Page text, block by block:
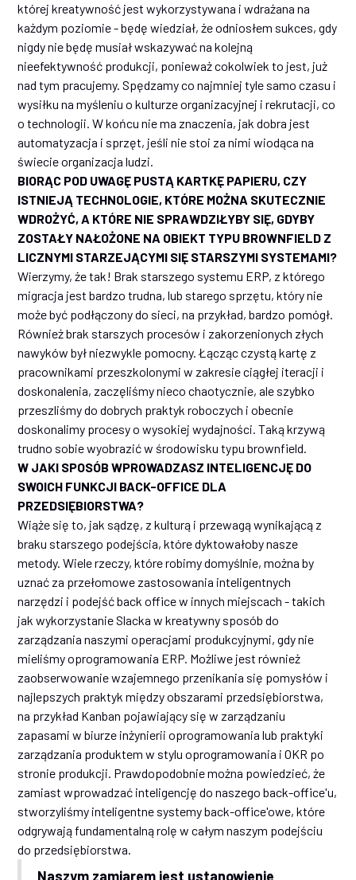
której kreatywność jest wykorzystywana i wdrażana na
każdym poziomie - będę wiedział, że odniosłem sukces, gdy
nigdy nie będę musiał wskazywać na kolejną
nieefektywność produkcji, ponieważ cokolwiek to jest, już
nad tym pracujemy. Spędzamy co najmniej tyle samo czasu i
wysiłku na myśleniu o kulturze organizacyjnej i rekrutacji, co
o technologii. W końcu nie ma znaczenia, jak dobra jest
automatyzacja i sprzęt, jeśli nie stoi za nimi wiodąca na
świecie organizacja ludzi.
BIORĄC POD UWAGĘ PUSTĄ KARTKĘ PAPIERU, CZY
ISTNIEJĄ TECHNOLOGIE, KTÓRE MOŻNA SKUTECZNIE
WDROŻYĆ, A KTÓRE NIE SPRAWDZIŁYBY SIĘ, GDYBY
ZOSTAŁY NAŁOŻONE NA OBIEKT TYPU BROWNFIELD Z
LICZNYMI STARZEJĄCYMI SIĘ STARSZYMI SYSTEMAMI?
Wierzymy, że tak! Brak starszego systemu ERP, z którego
migracja jest bardzo trudna, lub starego sprzętu, który nie
może być podłączony do sieci, na przykład, bardzo pomógł.
Również brak starszych procesów i zakorzenionych złych
nawyków był niezwykle pomocny. Łącząc czystą kartę z
pracownikami przeszkolonymi w zakresie ciągłej iteracji i
doskonalenia, zaczęliśmy nieco chaotycznie, ale szybko
przeszliśmy do dobrych praktyk roboczych i obecnie
doskonalimy procesy o wysokiej wydajności. Taką krzywą
trudno sobie wyobrazić w środowisku typu brownfield.
W JAKI SPOSÓB WPROWADZASZ INTELIGENCJĘ DO
SWOICH FUNKCJI BACK-OFFICE DLA
PRZEDSIĘBIORSTWA?
Wiąże się to, jak sądzę, z kulturą i przewagą wynikającą z
braku starszego podejścia, które dyktowałoby nasze
metody. Wiele rzeczy, które robimy domyślnie, można by
uznać za przełomowe zastosowania inteligentnych
narzędzi i podejść back office w innych miejscach - takich
jak wykorzystanie Slacka w kreatywny sposób do
zarządzania naszymi operacjami produkcyjnymi, gdy nie
mieliśmy oprogramowania ERP. Możliwe jest również
zaobserwowanie wzajemnego przenikania się pomysłów i
najlepszych praktyk między obszarami przedsiębiorstwa,
na przykład Kanban pojawiający się w zarządzaniu
zapasami w biurze inżynierii oprogramowania lub praktyki
zarządzania produktem w stylu oprogramowania i OKR po
stronie produkcji. Prawdopodobnie można powiedzieć, że
zamiast wprowadzać inteligencję do naszego back-office'u,
stworzyliśmy inteligentne systemy back-office'owe, które
odgrywają fundamentalną rolę w całym naszym podejściu
do przedsiębiorstwa.
Naszym zamiarem jest ustanowienie